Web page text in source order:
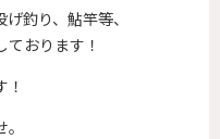
釣り、鮎竿等、
おります！